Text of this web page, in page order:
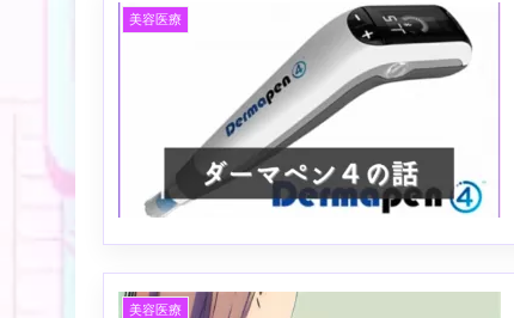
美容医療
美容医療